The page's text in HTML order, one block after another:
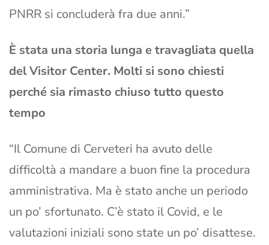
PNRR si concluderà fra due anni.”
È stata una storia lunga e travagliata quella
del Visitor Center. Molti si sono chiesti
perché sia rimasto chiuso tutto questo
tempo
“Il Comune di Cerveteri ha avuto delle
difficoltà a mandare a buon fine la procedura
amministrativa. Ma è stato anche un periodo
un po’ sfortunato. C’è stato il Covid, e le
valutazioni iniziali sono state un po’ disattese.